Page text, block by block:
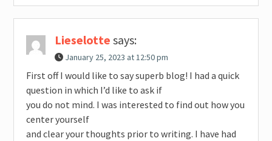
Lieselotte says:
January 25, 2023 at 12:50 pm
First off I would like to say superb blog! I had a quick
question in which I’d like to ask if
you do not mind. I was interested to find out how you
center yourself
and clear your thoughts prior to writing. I have had